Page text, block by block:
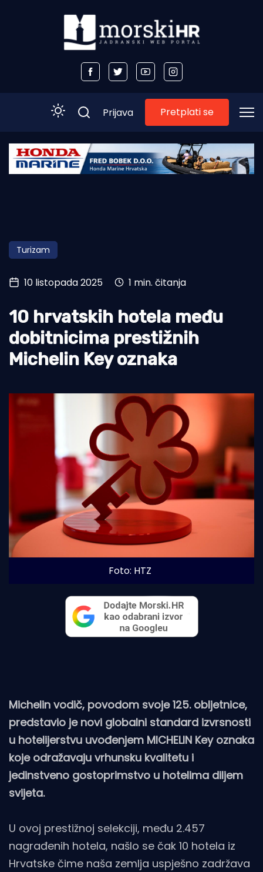
Početna
Obala
Otoci
Turizam i nautika
Pomorstvo
Ribolov
Ekologija
Prijava Pretplati se
Turizam
10 listopada 2025 1 min. čitanja
10 hrvatskih hotela među
dobitnicima prestižnih
Michelin Key oznaka
Foto: HTZ
Michelin vodič, povodom svoje 125. obljetnice,
predstavio je novi globalni standard izvrsnosti
u hotelijerstvu uvođenjem MICHELIN Key oznaka
koje odražavaju vrhunsku kvalitetu i
jedinstveno gostoprimstvo u hotelima diljem
svijeta.
U ovoj prestižnoj selekciji, među 2.457
nagrađenih hotela, našlo se čak 10 hotela iz
Hrvatske čime naša zemlja uspješno zadržava